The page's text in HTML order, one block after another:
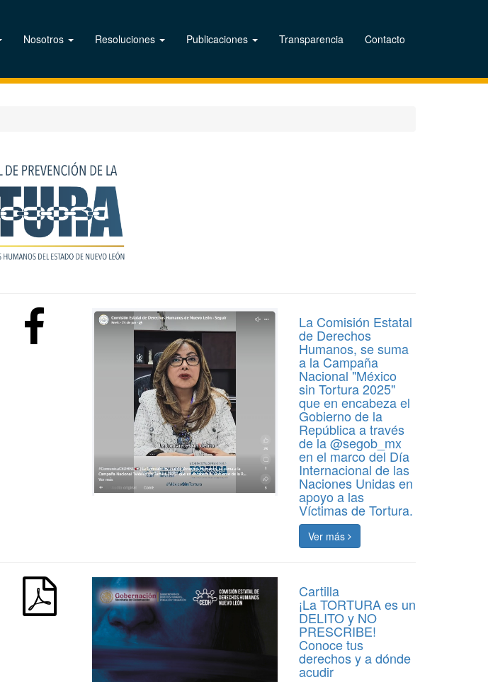
Nosotros Resoluciones Publicaciones Transparencia Contacto
La Comisión Estatal
de Derechos
Humanos, se suma
a la Campaña
Nacional "México
sin Tortura 2025"
que en encabeza el
Gobierno de la
República a través
de la @segob_mx
en el marco del Día
Internacional de las
Naciones Unidas en
apoyo a las
Víctimas de Tortura.
Ver más
Cartilla
¡La TORTURA es un
DELITO y NO
PRESCRIBE!
Conoce tus
derechos y a dónde
acudir